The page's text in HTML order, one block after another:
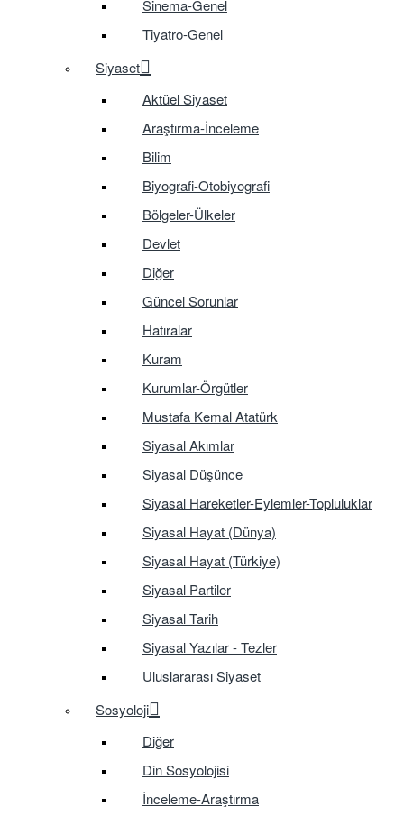
Sinema-Genel
Tiyatro-Genel
Siyaset
Aktüel Siyaset
Araştırma-İnceleme
Bilim
Biyografi-Otobiyografi
Bölgeler-Ülkeler
Devlet
Diğer
Güncel Sorunlar
Hatıralar
Kuram
Kurumlar-Örgütler
Mustafa Kemal Atatürk
Siyasal Akımlar
Siyasal Düşünce
Siyasal Hareketler-Eylemler-Topluluklar
Siyasal Hayat (Dünya)
Siyasal Hayat (Türkiye)
Siyasal Partiler
Siyasal Tarih
Siyasal Yazılar - Tezler
Uluslararası Siyaset
Sosyoloji
Diğer
Din Sosyolojisi
İnceleme-Araştırma